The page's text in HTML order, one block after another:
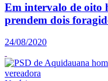
Em intervalo de oito
prendem dois
24/08/2020